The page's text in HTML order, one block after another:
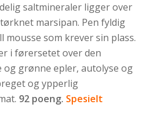
saltmineraler ligger over
marsipan. Pen fyldig
mousse som krever sin plass.
i førersetet over den
grønne epler, autolyse og
og ypperlig
92 poeng. Spesielt